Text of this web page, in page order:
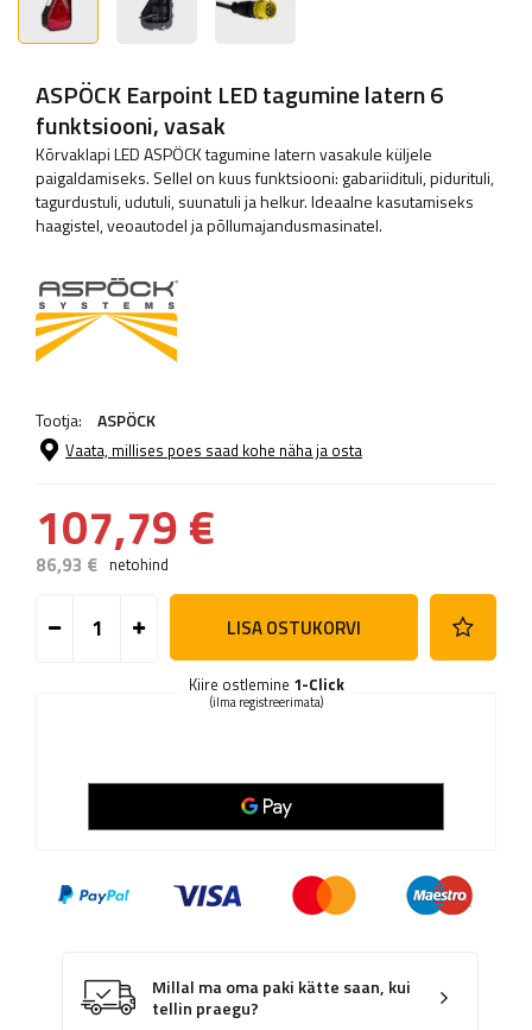
ASPÖCK Earpoint LED tagumine latern 6
funktsiooni, vasak
Kõrvaklapi LED ASPÖCK tagumine latern vasakule küljele
paigaldamiseks. Sellel on kuus funktsiooni: gabariidituli, pidurituli,
tagurdustuli, udutuli, suunatuli ja helkur. Ideaalne kasutamiseks
haagistel, veoautodel ja põllumajandusmasinatel.
Tootja: ASPÖCK
Vaata, millises poes saad kohe näha ja osta
107,79 €
86,93 € netohind
LISA OSTUKORVI
Kiire ostlemine 1-Click
(ilma registreerimata)
Millal ma oma paki kätte saan, kui
tellin praegu?